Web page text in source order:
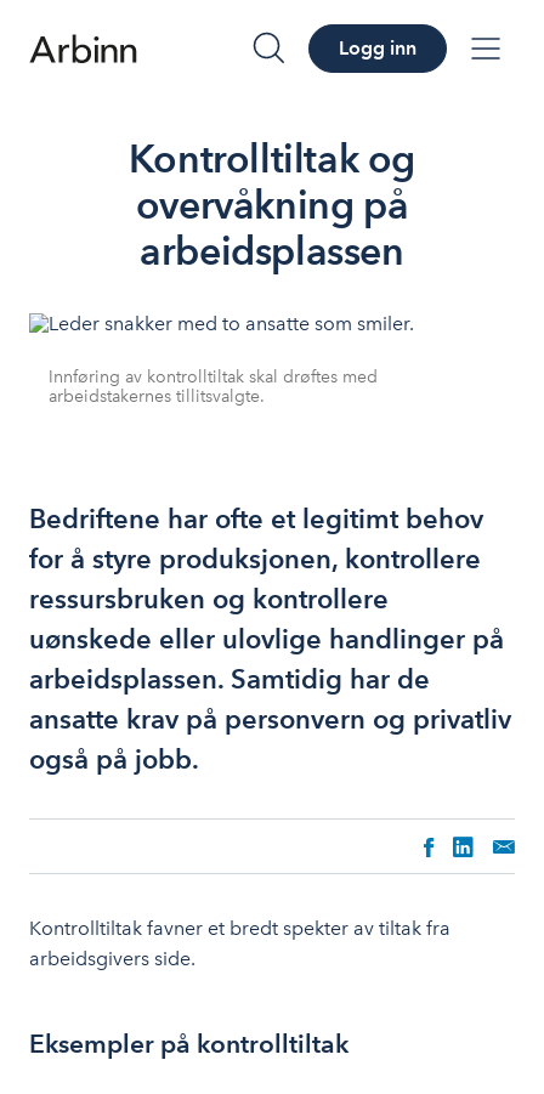
søk Logg inn
Kontrolltiltak og
overvåkning på
arbeidsplassen
Innføring av kontrolltiltak skal drøftes med
arbeidstakernes tillitsvalgte.
Bedriftene har ofte et legitimt behov
for å styre produksjonen, kontrollere
ressursbruken og kontrollere
uønskede eller ulovlige handlinger på
arbeidsplassen. Samtidig har de
ansatte krav på personvern og privatliv
også på jobb.
Kontrolltiltak favner et bredt spekter av tiltak fra
arbeidsgivers side.
Eksempler på kontrolltiltak